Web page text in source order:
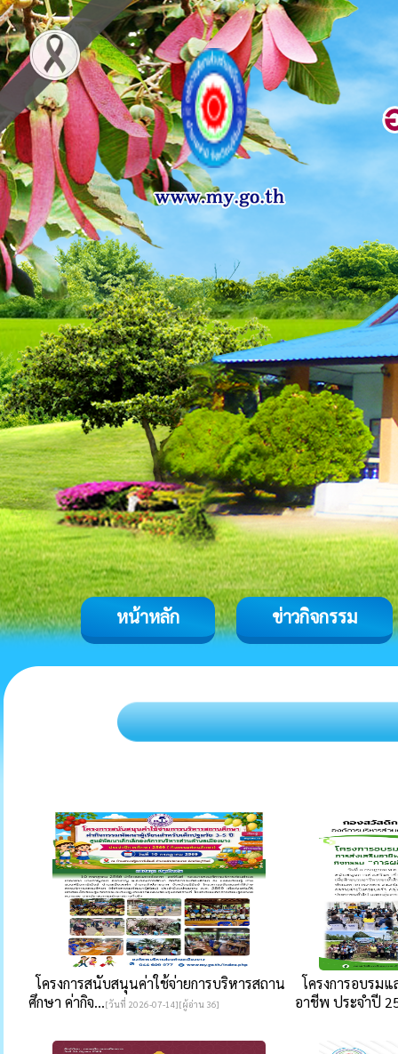
หน้าหลัก ข่าวกิจกรรม
โครงการสนับสนุนค่าใช้จ่ายการบริหารสถาน
ศึกษา ค่ากิจ...[วันที่ 2026-07-14][ผู้อ่าน 36]
โครงการอบรม
อาชีพ ประจำปี